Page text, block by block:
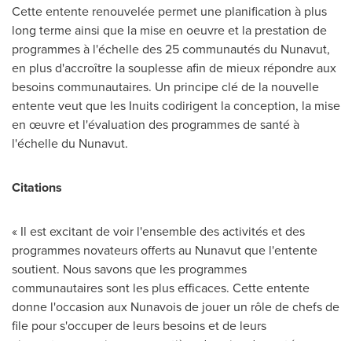
Cette entente renouvelée permet une planification à plus
long terme ainsi que la mise en oeuvre et la prestation de
programmes à l'échelle des 25 communautés du Nunavut,
en plus d'accroître la souplesse afin de mieux répondre aux
besoins communautaires. Un principe clé de la nouvelle
entente veut que les Inuits codirigent la conception, la mise
en œuvre et l'évaluation des programmes de santé à
l'échelle du Nunavut.
Citations
« Il est excitant de voir l'ensemble des activités et des
programmes novateurs offerts au Nunavutque l'entente
soutient. Nous savons que les programmes
communautaires sont les plus efficaces. Cette entente
donne l'occasion aux Nunavois de jouer un rôle de chefs de
file pour s'occuper de leurs besoins et de leurs